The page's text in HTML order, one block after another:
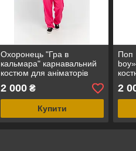
Охоронець "Гра в
кальмара" карнавальний
костюм для аніматорів
2 000₴
Купити
Поп
2